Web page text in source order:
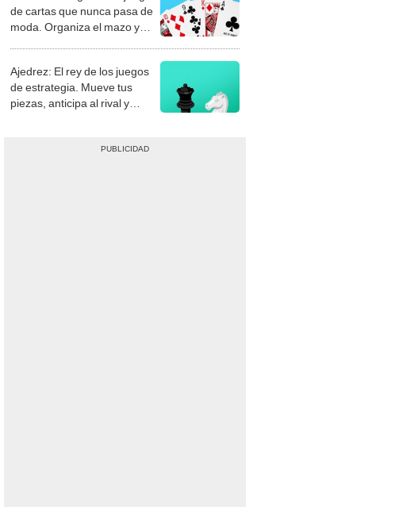
de cartas que nunca pasa de
moda. Organiza el mazo y
Ajedrez: El rey de los juegos
de estrategia. Mueve tus
piezas, anticipa al rival y